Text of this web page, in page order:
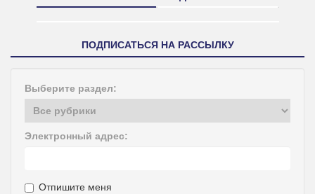
ПОДПИСАТЬСЯ НА РАССЫЛКУ
Выберите раздел:
Электронный адрес:
Отпишите меня